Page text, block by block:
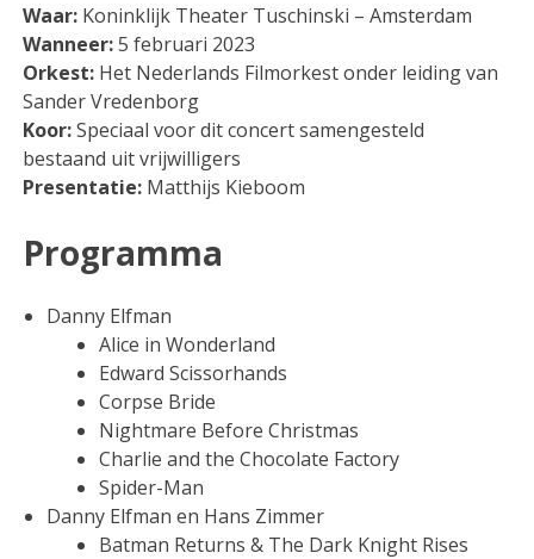
Waar: Koninklijk Theater Tuschinski – Amsterdam
Wanneer:5 februari 2023
Orkest: Het Nederlands Filmorkest onder leiding van
Sander Vredenborg
Koor:Speciaal voor dit concert samengesteld
bestaand uit vrijwilligers
Presentatie: Matthijs Kieboom
Programma
Danny Elfman
Alice in Wonderland
Edward Scissorhands
Corpse Bride
Nightmare Before Christmas
Charlie and the Chocolate Factory
Spider-Man
Danny Elfman en Hans Zimmer
Batman Returns & The Dark Knight Rises